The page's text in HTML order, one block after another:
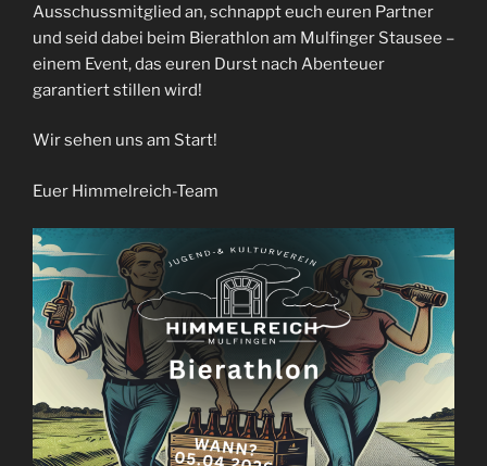
Ausschussmitglied an, schnappt euch euren Partner
und seid dabei beim Bierathlon am Mulfinger Stausee –
einem Event, das euren Durst nach Abenteuer
garantiert stillen wird!
Wir sehen uns am Start!
Euer Himmelreich-Team